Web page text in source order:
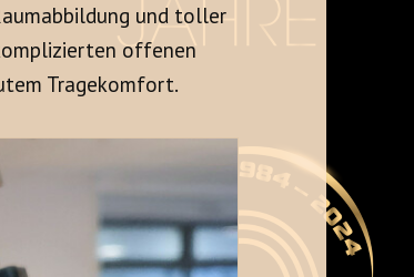
und toller
offenen
Tragekomfort.